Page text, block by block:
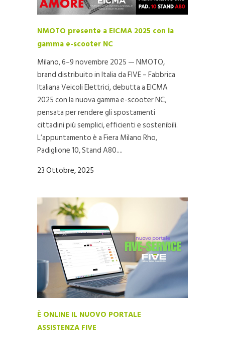
NMOTO presente a EICMA 2025 con la
gamma e-scooter NC
Milano, 6–9 novembre 2025 — NMOTO,
brand distribuito in Italia da FIVE – Fabbrica
Italiana Veicoli Elettrici, debutta a EICMA
2025 con la nuova gamma e-scooter NC,
pensata per rendere gli spostamenti
cittadini più semplici, efficienti e sostenibili.
L’appuntamento è a Fiera Milano Rho,
Padiglione 10, Stand A80....
23 Ottobre, 2025
È ONLINE IL NUOVO PORTALE
ASSISTENZA FIVE